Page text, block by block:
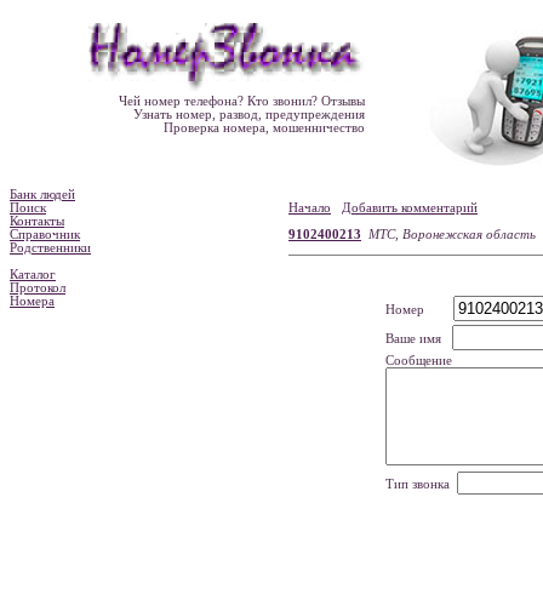
Чей номер телефона? Кто звонил? Отзывы
Узнать номер, развод, предупреждения
Проверка номера, мошенничество
Банк людей
Поиск
Контакты
Справочник
Родственники
Каталог
Протокол
Номера
Начало
Добавить комментарий
9102400213
МТС, Воронежская область
Номер
Ваше имя
Сообщение
Тип звонка